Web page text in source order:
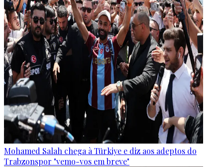
Mohamed Salah chega à Türkiye e diz aos adeptos do
Trabzonspor "vemo-vos em breve"